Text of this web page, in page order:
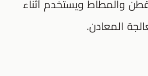
والمطاط ويستخدم أثناء
المعادن.